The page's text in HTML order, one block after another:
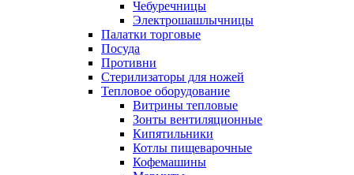
Чебуречницы
Электрошашлычницы
Палатки торговые
Посуда
Противни
Стерилизаторы для ножей
Тепловое оборудование
Витрины тепловые
Зонты вентиляционные
Кипятильники
Котлы пищеварочные
Кофемашины